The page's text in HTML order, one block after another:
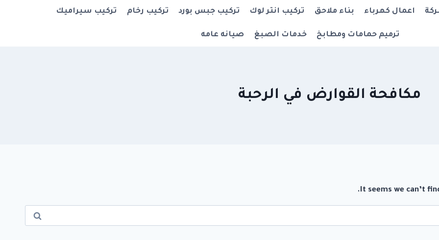
اعمال كهرباء بناء ملاحق تركيب انتر لوك تركيب جبس بورد تركيب رخام تركيب سيراميك
ترميم حمامات ومطابخ خدمات الصبغ صيانه عامه
مكافحة القوارض في الرحبة
It seems we can’t